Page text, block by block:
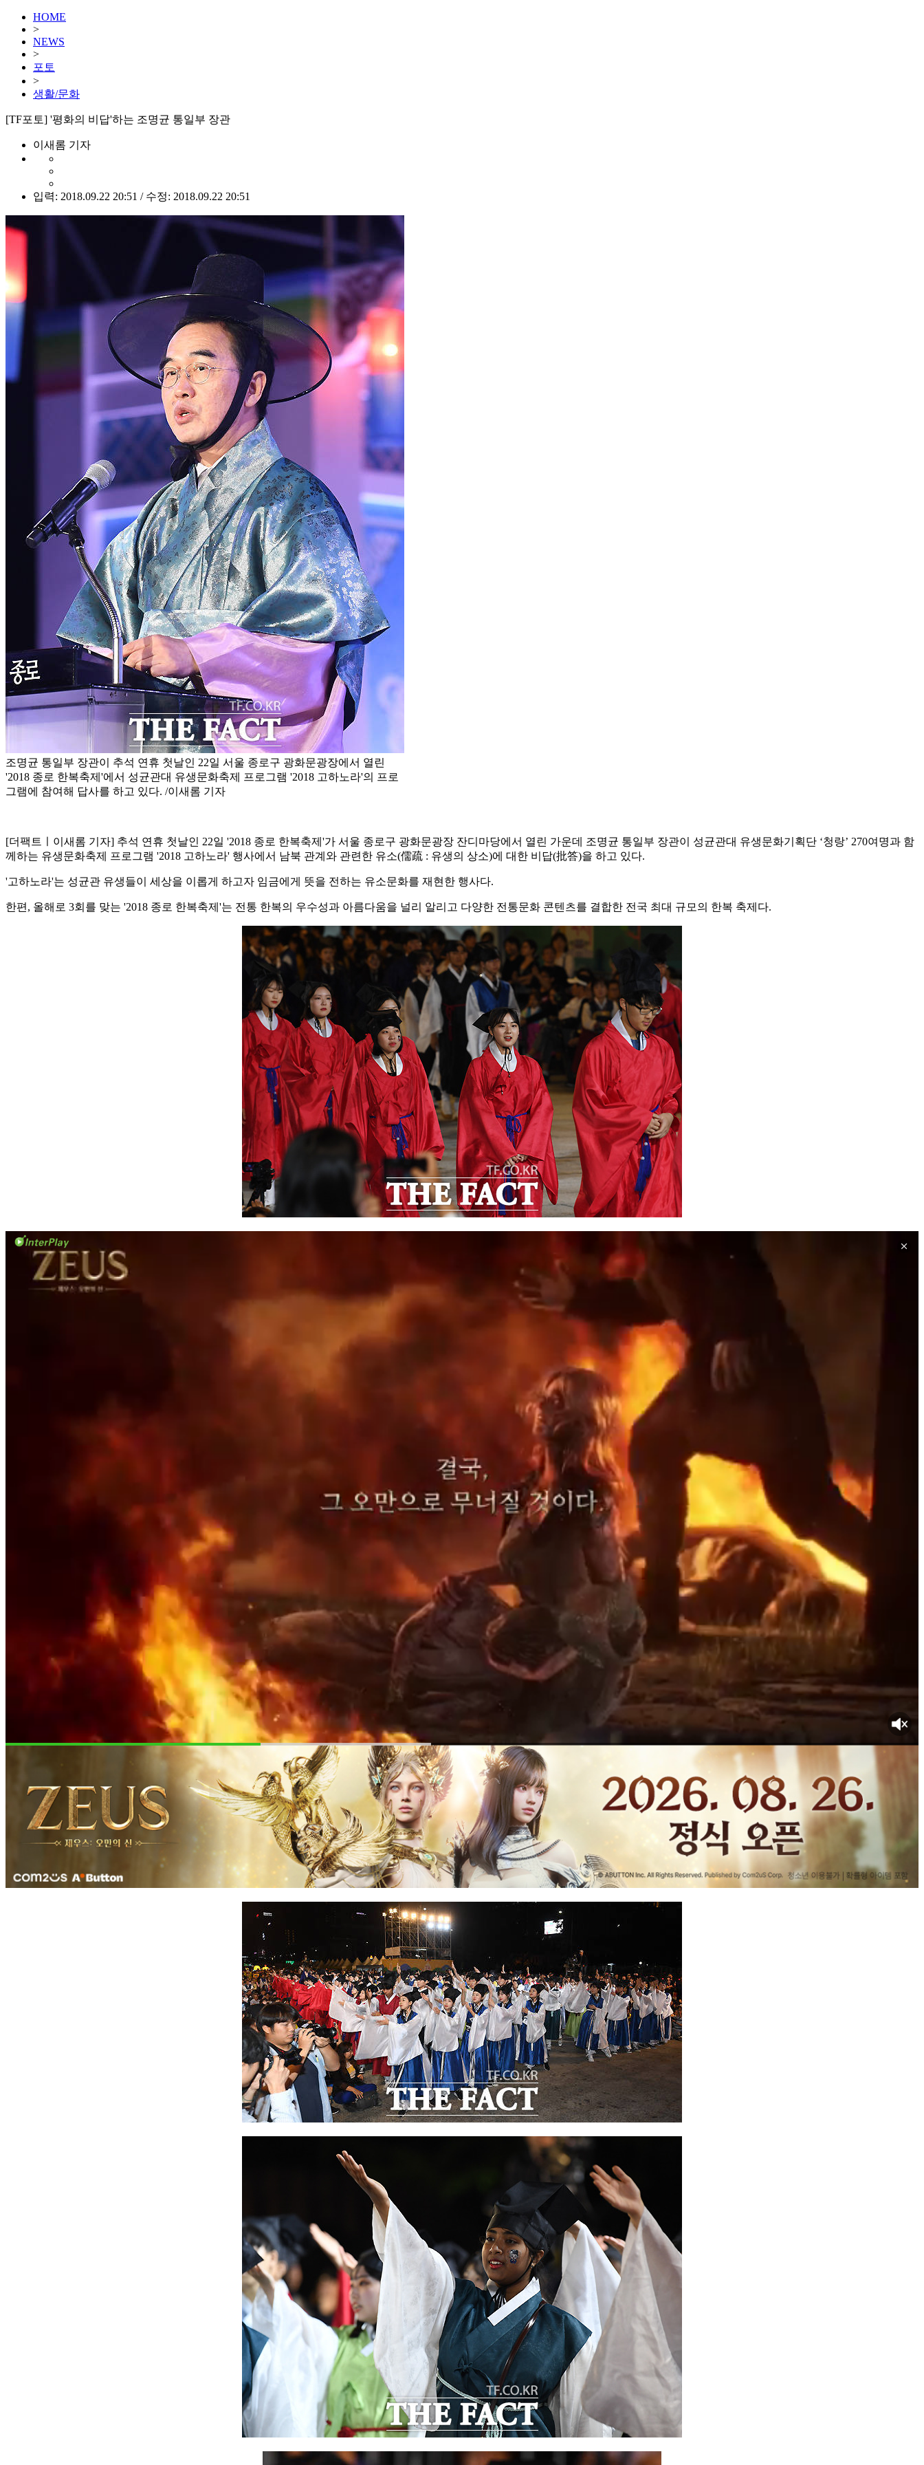
HOME
>
NEWS
>
포토
>
생활/문화
[TF포토] '평화의 비답'하는 조명균 통일부 장관
이새롬 기자
입력: 2018.09.22 20:51 / 수정: 2018.09.22 20:51
조명균 통일부 장관이 추석 연휴 첫날인 22일 서울 종로구 광화문광장에서 열린
'2018 종로 한복축제'에서 성균관대 유생문화축제 프로그램 '2018 고하노라'의 프로
그램에 참여해 답사를 하고 있다. /이새롬 기자
[더팩트ㅣ이새롬 기자] 추석 연휴 첫날인 22일 '2018 종로 한복축제'가 서울 종로구 광화문광장 잔디마당에서 열린 가운데 조명균 통일부 장관이 성균관대 유생문화기획단 ‘청랑’ 270여명과 함
께하는 유생문화축제 프로그램 '2018 고하노라' 행사에서 남북 관계와 관련한 유소(儒疏 : 유생의 상소)에 대한 비답(批答)을 하고 있다.
'고하노라'는 성균관 유생들이 세상을 이롭게 하고자 임금에게 뜻을 전하는 유소문화를 재현한 행사다.
한편, 올해로 3회를 맞는 '2018 종로 한복축제'는 전통 한복의 우수성과 아름다움을 널리 알리고 다양한 전통문화 콘텐츠를 결합한 전국 최대 규모의 한복 축제다.